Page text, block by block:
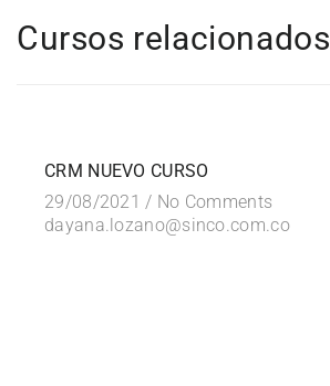
Cursos relacionados
CRM NUEVO CURSO
29/08/2021 / No Comments
dayana.lozano@sinco.com.co